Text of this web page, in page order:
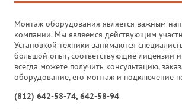
Монтаж оборудования является важным
компании. Мы являемся действующим
Установкой техники занимаются
большой опыт, соответствующие лицензии
всегда можете получить консультацию,
оборудование, его монтаж и подключение
(812) 642-58-74, 642-58-94